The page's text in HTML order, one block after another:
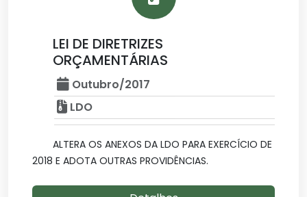
LEI DE DIRETRIZES
ORÇAMENTÁRIAS
Outubro/2017
LDO
ALTERA OS ANEXOS DA LDO PARA EXERCÍCIO DE
2018 E ADOTA OUTRAS PROVIDÊNCIAS.